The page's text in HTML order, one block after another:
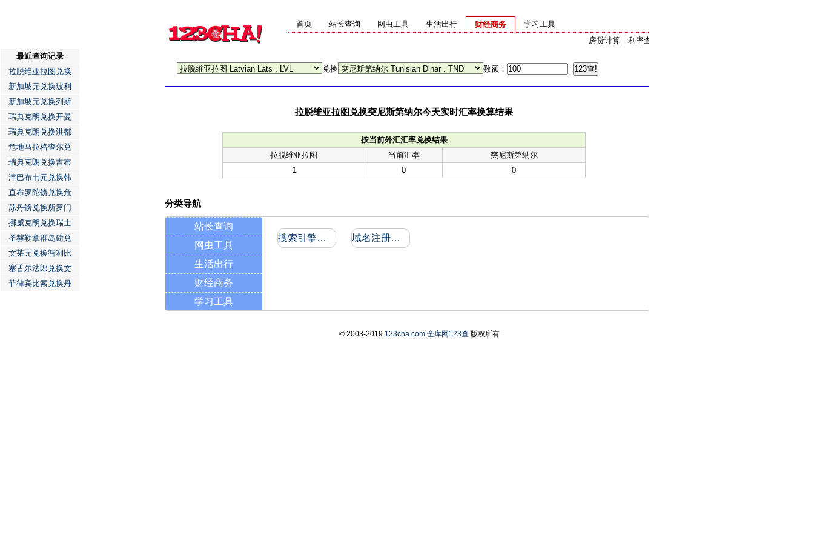
首页 站长查询 网虫工具 生活出行
财经商务
利率查询
房贷计算
学习工具
兑换 数额：
拉脱维亚拉图兑换突尼斯第纳尔今天实时汇率换算结果
按当前外汇汇率兑换结果
拉脱维亚拉图
当前汇率
突尼斯第纳尔
1
0 0
最近查询记录
拉脱维亚拉图兑换
新加坡元兑换玻利
新加坡元兑换列斯
瑞典克朗兑换开曼
瑞典克朗兑换洪都
危地马拉格查尔兑
瑞典克朗兑换吉布
津巴布韦元兑换韩
直布罗陀镑兑换危
苏丹镑兑换所罗门
挪威克朗兑换瑞士
圣赫勒拿群岛磅兑
文莱元兑换智利比
塞舌尔法郎兑换文
菲律宾比索兑换丹
分类导航
站长查询
网虫工具
生活出行
财经商务
学习工具
搜索引擎收录和反向链接 域名注册信息
© 2003-2019 123cha.com 全库网123查版权所有